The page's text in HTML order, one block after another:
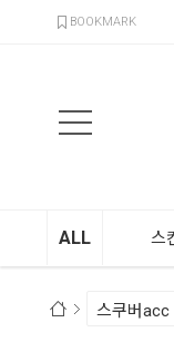
BOOKMARK
ALL 스